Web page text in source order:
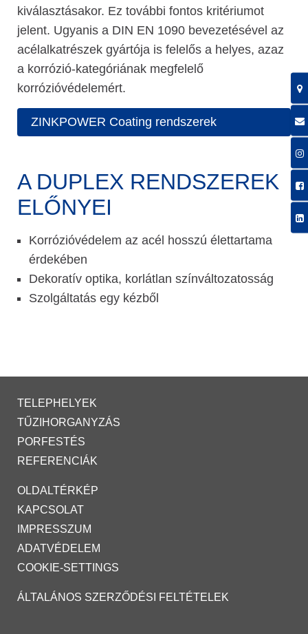
kiválasztásakor. Ez további fontos kritériumot
jelent. Ugyanis a DIN EN 1090 bevezetésével az
acélalkatrészek gyártója is felelős a helyes, azaz
a korrózió-kategóriának megfelelő
korrózióvédelemért.
ZINKPOWER Coating rendszerek
A DUPLEX RENDSZEREK
ELŐNYEI
Korrózióvédelem az acél hosszú élettartama
érdekében
Dekoratív optika, korlátlan színváltozatosság
Szolgáltatás egy kézből
TELEPHELYEK
TŰZIHORGANYZÁS
PORFESTÉS
REFERENCIÁK
OLDALTÉRKÉP
KAPCSOLAT
IMPRESSZUM
ADATVÉDELEM
COOKIE-SETTINGS
ÁLTALÁNOS SZERZŐDÉSI FELTÉTELEK